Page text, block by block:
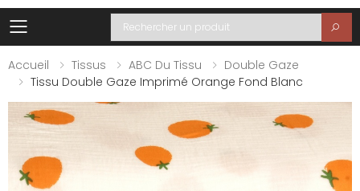
Toggle mobile menu
Recherche
Accueil
Tissus ABC Du Tissu
Double Gaze
Tissu Double Gaze Imprimé Orange Fond Blanc